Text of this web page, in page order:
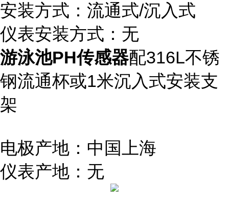
安装方式：流通式/沉入式
仪表安装方式：无
游泳池PH传感器配316L不锈
钢流通杯或1米沉入式安装支
架
电极产地：中国上海
仪表产地：无